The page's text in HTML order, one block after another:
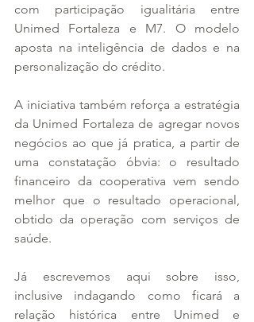
com participação igualitária entre
Unimed Fortaleza e M7. O modelo
aposta na inteligência de dados e na
personalização do crédito.
A iniciativa também reforça a estratégia
da Unimed Fortaleza de agregar novos
negócios ao que já pratica, a partir de
uma constatação óbvia: o resultado
financeiro da cooperativa vem sendo
melhor que o resultado operacional,
obtido da operação com serviços de
saúde.
Já escrevemos aqui sobre isso,
inclusive indagando como ficará a
relação histórica entre Unimed e